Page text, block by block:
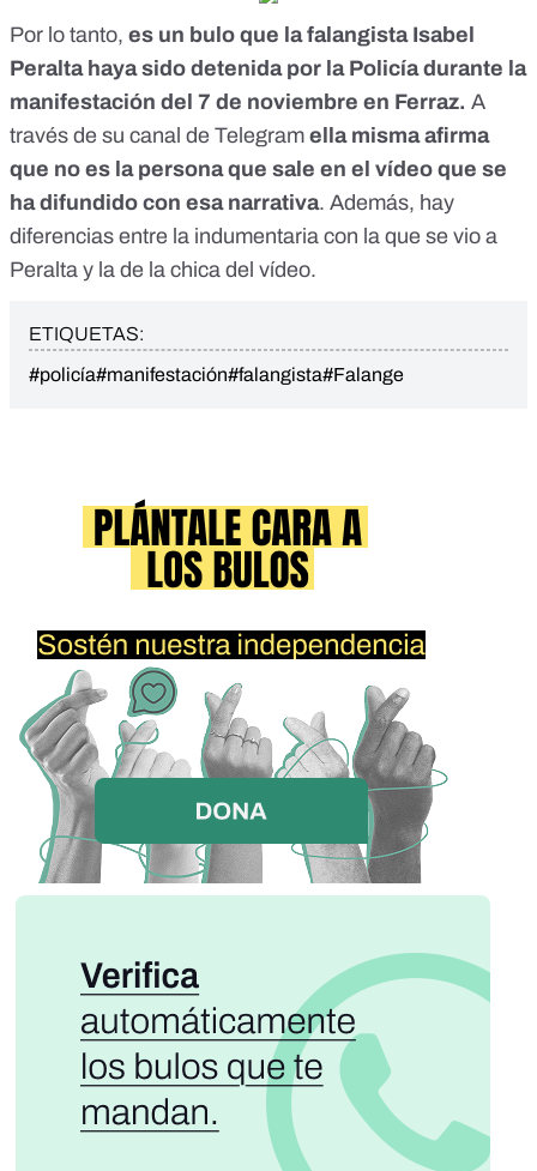
Por lo tanto, es un bulo que la falangista Isabel
Peralta haya sido detenida por la Policía durante la
manifestación del 7 de noviembre en Ferraz. A
través de su canal de Telegram ella misma afirma
que no es la persona que sale en el vídeo que se
ha difundido con esa narrativa. Además, hay
diferencias entre la indumentaria con la que se vio a
Peralta y la de la chica del vídeo.
ETIQUETAS:
#policía#manifestación#falangista#Falange